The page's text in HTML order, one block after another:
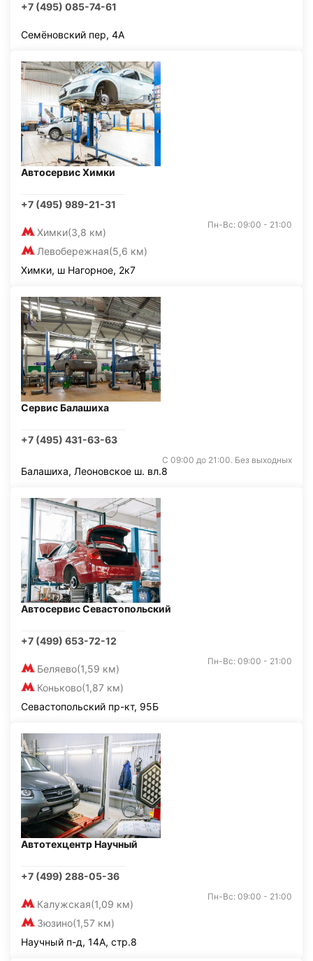
+7 (495) 085-74-61
Семёновский пер, 4А
Автосервис Химки
+7 (495) 989-21-31
Химки(3,8 км)
Левобережная(5,6 км)
Пн-Вс: 09:00 - 21:00
Химки, ш Нагорное, 2к7
Сервис Балашиха
+7 (495) 431-63-63
С 09:00 до 21:00. Без выходных
Балашиха, Леоновское ш. вл.8
Автосервис Севастопольский
+7 (499) 653-72-12
Беляево(1,59 км)
Коньково(1,87 км)
Пн-Вс: 09:00 - 21:00
Севастопольский пр-кт, 95Б
Автотехцентр Научный
+7 (499) 288-05-36
Калужская(1,09 км)
Зюзино(1,57 км)
Пн-Вс: 09:00 - 21:00
Научный п-д, 14А, стр.8